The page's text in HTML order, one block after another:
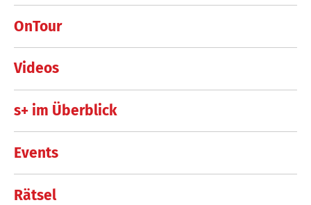
OnTour
Videos
s+ im Überblick
Events
Rätsel